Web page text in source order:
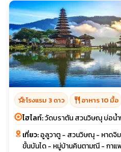
hotel_classโรงแรม 3 ดาว restaurant อาหาร 10 มื้อ
ไฮไลท์:วัดบราตัน สวนวิษณุ บ่อน้
เที่ยว:อูลูวาตู - สวนวิษณุ - หาดจิ
ขั้นบันได - หมู่บ้านคินตามณี - กา